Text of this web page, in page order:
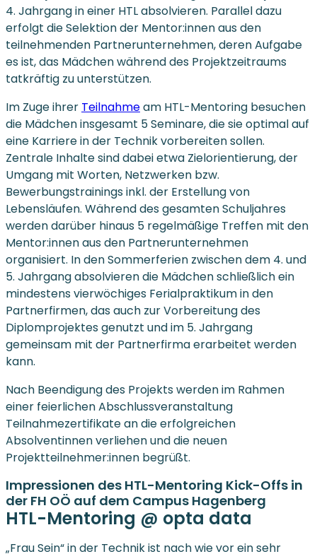
4. Jahrgang in einer HTL absolvieren. Parallel dazu
erfolgt die Selektion der Mentor:innen aus den
teilnehmenden Partnerunternehmen, deren Aufgabe
es ist, das Mädchen während des Projektzeitraums
tatkräftig zu unterstützen.
Im Zuge ihrer Teilnahmeam HTL-Mentoring besuchen
die Mädchen insgesamt 5 Seminare, die sie optimal auf
eine Karriere in der Technik vorbereiten sollen.
Zentrale Inhalte sind dabei etwa Zielorientierung, der
Umgang mit Worten, Netzwerken bzw.
Bewerbungstrainings inkl. der Erstellung von
Lebensläufen. Während des gesamten Schuljahres
werden darüber hinaus 5 regelmäßige Treffen mit den
Mentor:innen aus den Partnerunternehmen
organisiert. In den Sommerferien zwischen dem 4. und
5. Jahrgang absolvieren die Mädchen schließlich ein
mindestens vierwöchiges Ferialpraktikum in den
Partnerfirmen, das auch zur Vorbereitung des
Diplomprojektes genutzt und im 5. Jahrgang
gemeinsam mit der Partnerfirma erarbeitet werden
kann.
Nach Beendigung des Projekts werden im Rahmen
einer feierlichen Abschlussveranstaltung
Teilnahmezertifikate an die erfolgreichen
Absolventinnen verliehen und die neuen
Projektteilnehmer:innen begrüßt.
Impressionen des HTL-Mentoring Kick-Offs in
der FH OÖ auf dem Campus Hagenberg
HTL-Mentoring @ opta data
„Frau Sein“ in der Technik ist nach wie vor ein sehr